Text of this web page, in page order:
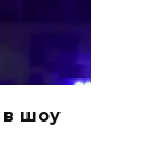
в шоу